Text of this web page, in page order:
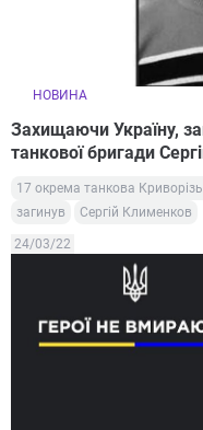
НОВИНА
Захищаючи Україну,
танкової бригади
17 окрема танкова
загинув
Сергій Клименков
24/03/22